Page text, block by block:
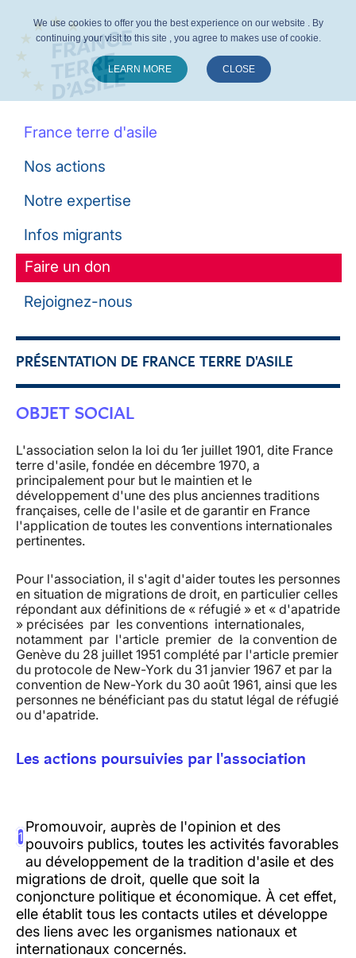
France terre d'asile
Nos actions
Notre expertise
Infos migrants
Faire un don
Rejoignez-nous
PRÉSENTATION DE FRANCE TERRE D'ASILE
OBJET SOCIAL
L'association selon la loi du 1er juillet 1901, dite France
terre d'asile, fondée en décembre 1970, a
principalement pour but le maintien et le
développement d'une des plus anciennes traditions
françaises, celle de l'asile et de garantir en France
l'application de toutes les conventions internationales
pertinentes.
Pour l'association, il s'agit d'aider toutes les personnes
en situation de migrations de droit, en particulier celles
répondant aux définitions de « réfugié » et « d'apatride
» précisées par les conventions internationales,
notamment par l'article premier de la convention de
Genève du 28 juillet 1951 complété par l'article premier
du protocole de New-York du 31 janvier 1967 et par la
convention de New-York du 30 août 1961, ainsi que les
personnes ne bénéficiant pas du statut légal de réfugié
ou d'apatride.
Les actions poursuivies par l'association
1
Promouvoir, auprès de l'opinion et des
pouvoirs publics, toutes les activités favorables
au développement de la tradition d'asile et des
migrations de droit, quelle que soit la
conjoncture politique et économique. À cet effet,
elle établit tous les contacts utiles et développe
des liens avec les organismes nationaux et
internationaux concernés.
We use cookies to offer you the best experience on our website . By
continuing your visit to this site , you agree to makes use of cookie.
LEARN MORE CLOSE